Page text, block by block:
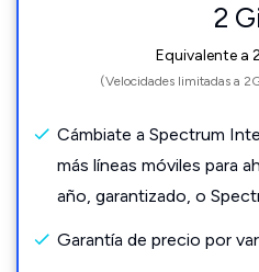
2
Equivalente a
(Velocidades limitadas a
Cámbiate a Spectrum
más líneas móviles para
año, garantizado, o
Garantía de precio por